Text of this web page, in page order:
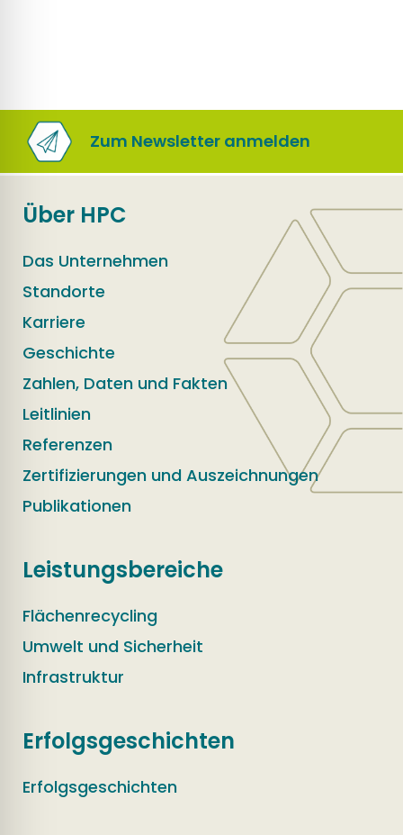
Zum Newsletter anmelden
Über HPC
Das Unternehmen
Standorte
Karriere
Geschichte
Zahlen, Daten und Fakten
Leitlinien
Referenzen
Zertifizierungen und Auszeichnungen
Publikationen
Leistungsbereiche
Flächenrecycling
Umwelt und Sicherheit
Infrastruktur
Erfolgsgeschichten
Erfolgsgeschichten